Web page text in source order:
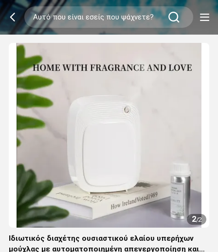
1/2
Ιδιωτικός διαχέτης ουσιαστικού ελαίου υπερήχων
μούχλας με αυτοματοποιημένη απενεργοποίηση και